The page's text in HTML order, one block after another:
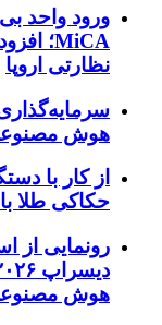
ورود واحد
نظارتی اروپا
هوش
از کار با
حکاکی طلا با
هوش